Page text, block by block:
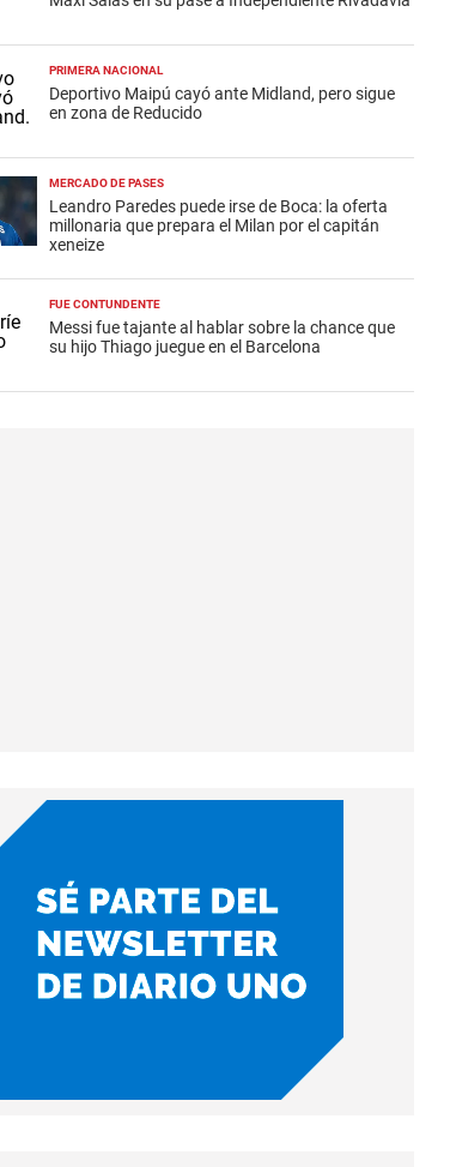
PRIMERA NACIONAL
Deportivo Maipú cayó ante Midland, pero sigue
en zona de Reducido
MERCADO DE PASES
Leandro Paredes puede irse de Boca: la oferta
millonaria que prepara el Milan por el capitán
xeneize
FUE CONTUNDENTE
Messi fue tajante al hablar sobre la chance que
su hijo Thiago juegue en el Barcelona